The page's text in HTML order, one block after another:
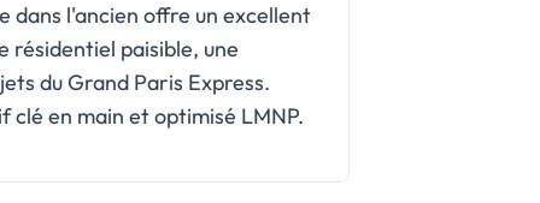
dans l'ancien offre un excellent
résidentiel paisible, une
du Grand Paris Express.
clé en main et optimisé LMNP.